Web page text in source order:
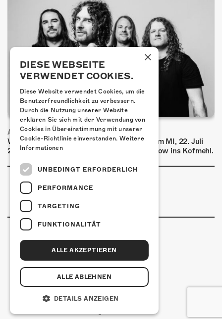
AIRBOURNE - SPECIAL SUMMER SHOW
Wow, das ist ein Ding! Airbourne kommen am MI, 22. Juli
2026 für eine exklusive Special Summer Show ins Kofmehl.
Kulturfabrik Kofmehl
Kofmehlweg 1
+41 32 621 20 60
×
DIESE WEBSEITE
VERWENDET COOKIES.
Diese Website verwendet Cookies, um die
Benutzerfreundlichkeit zu verbessern.
Durch die Nutzung unserer Website
erklären Sie sich mit der Verwendung von
Cookies in Übereinstimmung mit unserer
Cookie-Richtlinie einverstanden. Weitere
Informationen
UNBEDINGT ERFORDERLICH
PERFORMANCE
TARGETING
FUNKTIONALITÄT
ALLE AKZEPTIEREN
ALLE ABLEHNEN
DETAILS ANZEIGEN